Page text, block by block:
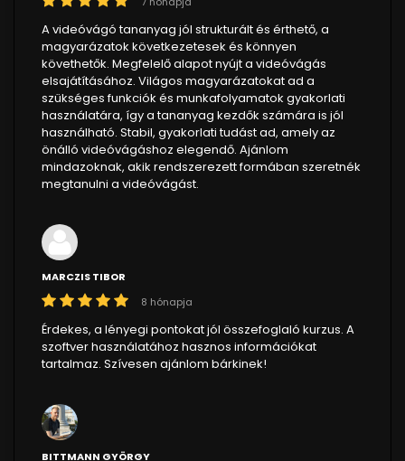
A videóvágó tananyag jól strukturált és érthető, a
magyarázatok következetesek és könnyen
követhetők. Megfelelő alapot nyújt a videóvágás
elsajátításához. Világos magyarázatokat ad a
szükséges funkciók és munkafolyamatok gyakorlati
használatára, így a tananyag kezdők számára is jól
használható. Stabil, gyakorlati tudást ad, amely az
önálló videóvágáshoz elegendő. Ajánlom
mindazoknak, akik rendszerezett formában szeretnék
megtanulni a videóvágást.
MARCZIS TIBOR
8 hónapja
Érdekes, a lényegi pontokat jól összefoglaló kurzus. A
szoftver használatához hasznos információkat
tartalmaz. Szívesen ajánlom bárkinek!
BITTMANN GYÖRGY